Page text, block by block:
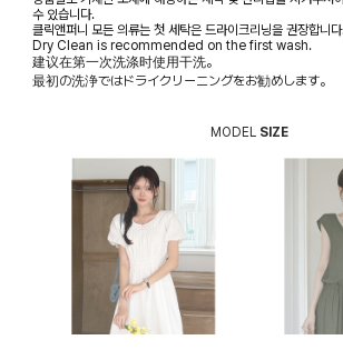
수 있습니다.
클릭앤퍼니 모든 의류는 첫 세탁은 드라이크리닝을 권장합니
Dry Clean is recommended on the first wash.
建议在第一次洗涤时使用干洗。
最初の洗浄ではドライクリーニングをお勧めします。
MODEL SIZE